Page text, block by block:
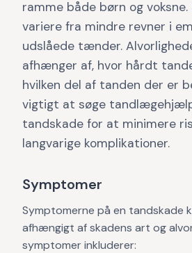
ramme både børn og voksne.
variere fra mindre revner i
udslåede tænder.
afhænger af, hvor hårdt
hvilken del af tanden der er
vigtigt at søge
tandskade for at minimere
langvarige komplikationer.
Symptomer
Symptomerne på en tandskade
afhængigt af skadens art og
symptomer inkluderer: